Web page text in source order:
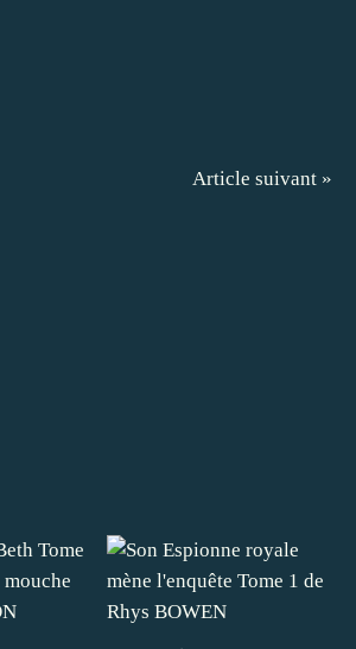
Article suivant »